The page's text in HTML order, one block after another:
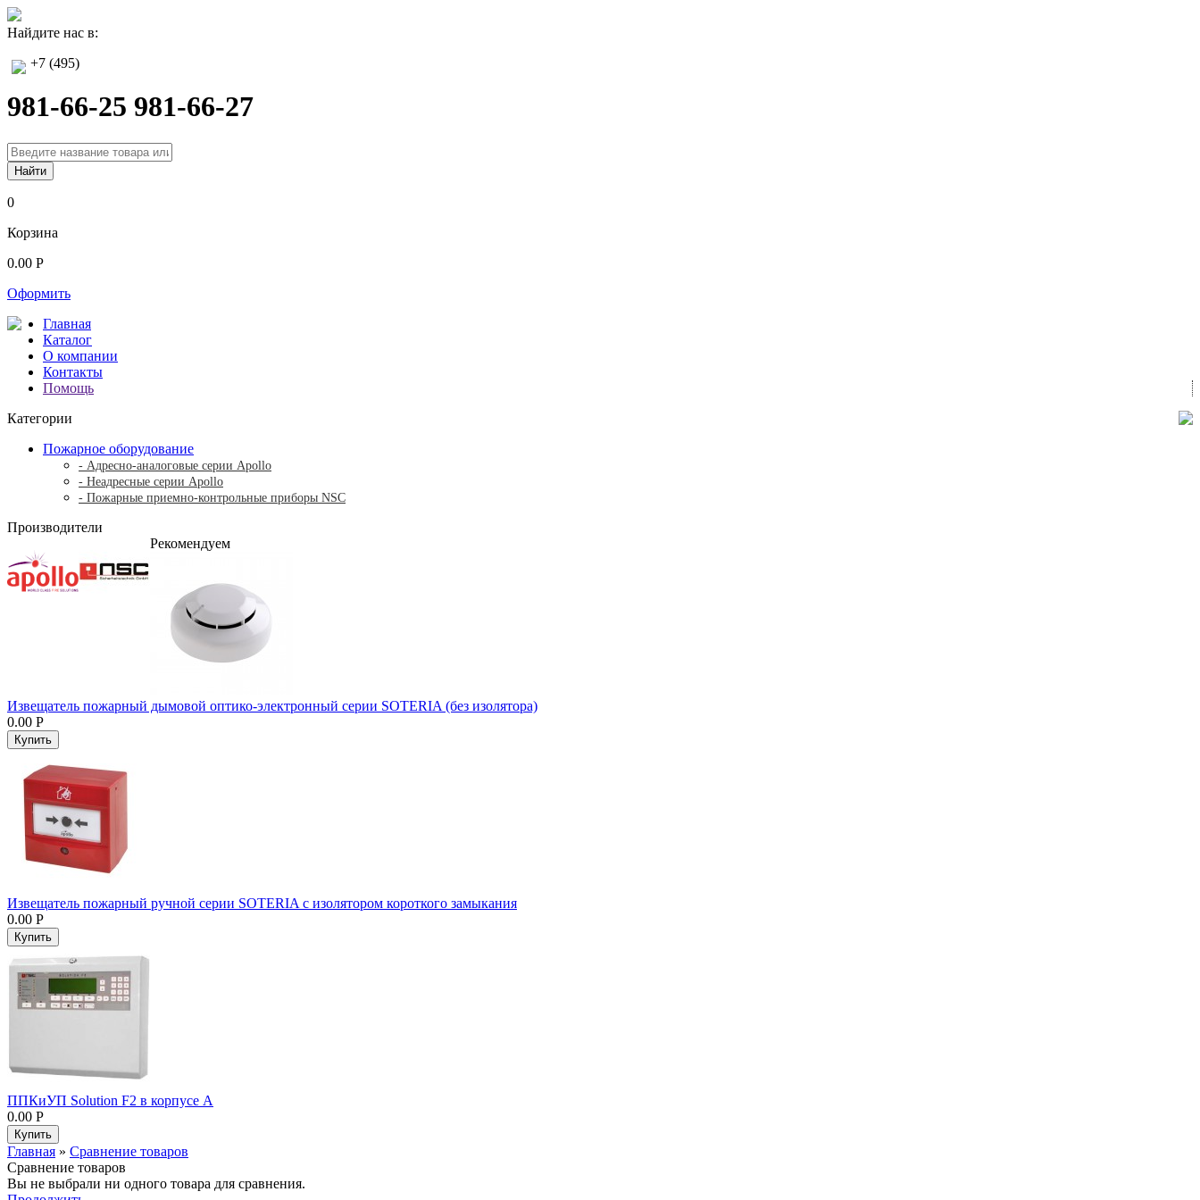
Найдите нас в:
+7 (495)
981-66-25 981-66-27
0
Корзина
0.00 Р
Оформить
Главная
Каталог
О компании
Контакты
Помощь
Категории
Пожарное оборудование
- Адресно-аналоговые серии Apollo
- Неадресные серии Apollo
- Пожарные приемно-контрольные приборы NSC
Производители
Рекомендуем
Извещатель пожарный дымовой оптико-электронный серии SOTERIA (без изолятора)
0.00 Р
Извещатель пожарный ручной серии SOTERIA с изолятором короткого замыкания
0.00 Р
ППКиУП Solution F2 в корпусе A
0.00 Р
Главная » Сравнение товаров
Сравнение товаров
Вы не выбрали ни одного товара для сравнения.